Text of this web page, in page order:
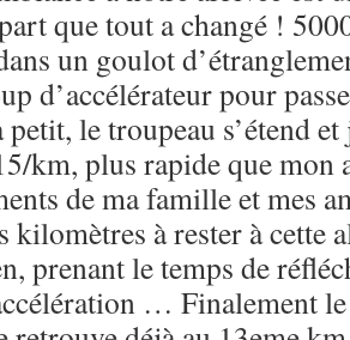
que tout a changé !
un goulot
d’accélérateur pour
le troupeau s’étend
km, plus rapide que mon
de ma famille et mes
kilomètres à rester à cette
prenant le temps de
… Finalement